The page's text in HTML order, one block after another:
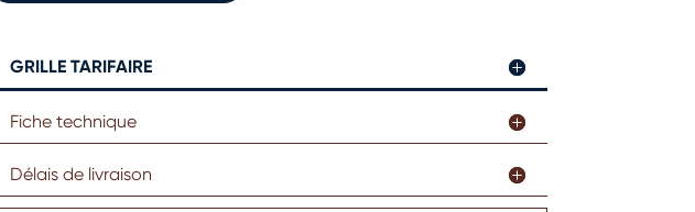
double
mousqueton
GRILLE TARIFAIRE
Fiche technique
Délais de livraison